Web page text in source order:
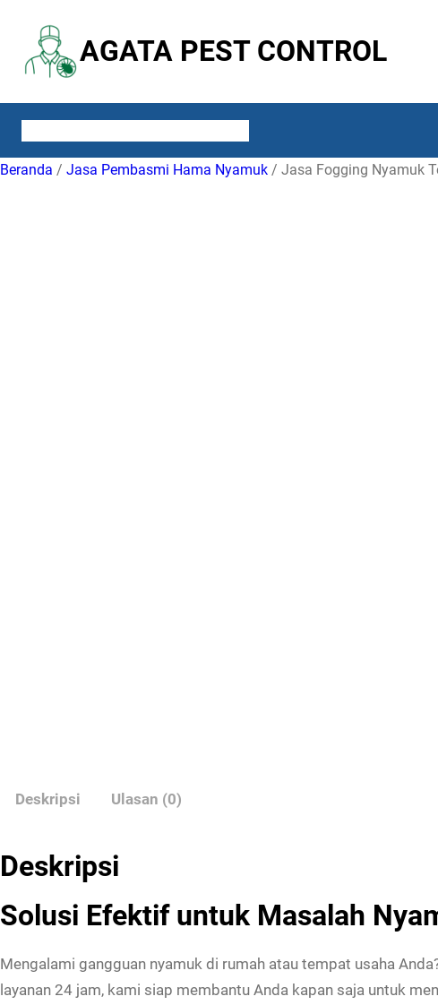
konten
AGATA PEST CONTROL
Beranda / Jasa Pembasmi Hama Nyamuk / Jasa Fogging Nyamuk
Deskripsi
Ulasan (0)
Deskripsi
Solusi Efektif untuk Masalah
Mengalami gangguan nyamuk di rumah atau tempat usaha
layanan 24 jam, kami siap membantu Anda kapan saja untuk